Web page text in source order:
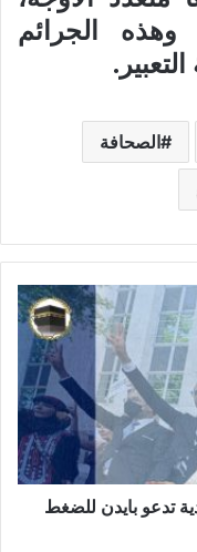
الجرائم
الصحافة
تدعو بايدن للضغط